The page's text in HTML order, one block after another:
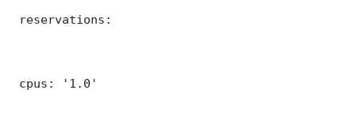
reservations:
cpus: '1.0'